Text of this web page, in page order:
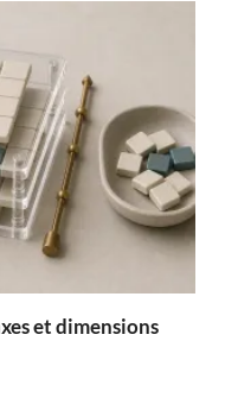
et dimensions